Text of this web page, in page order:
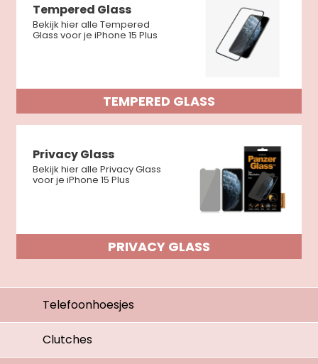
Tempered Glass
Bekijk hier alle Tempered
Glass voor je iPhone 15 Plus
TEMPERED GLASS
Privacy Glass
Bekijk hier alle Privacy Glass
voor je iPhone 15 Plus
PRIVACY GLASS
Telefoonhoesjes
Clutches